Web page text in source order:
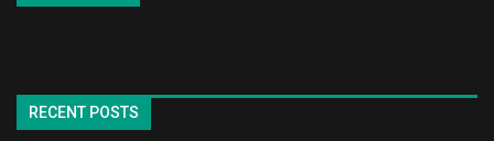
RECENT POSTS